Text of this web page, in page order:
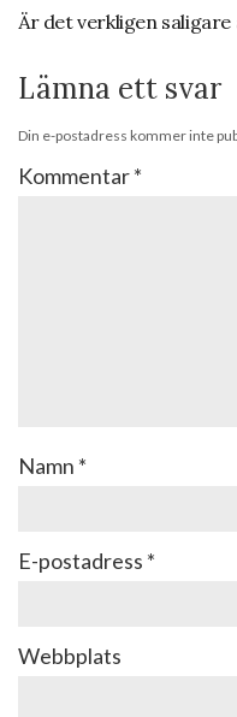
Är det verkligen
Lämna ett svar
Din e-postadress kommer inte
Kommentar*
Namn *
E-postadress *
Webbplats